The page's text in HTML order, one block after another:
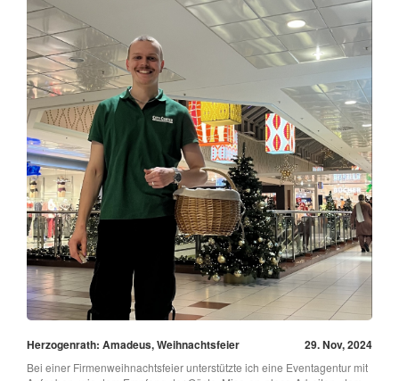
Herzogenrath: Amadeus, Weihnachtsfeier 29. Nov, 2024
Bei einer Firmenweihnachtsfeier unterstützte ich eine Eventagentur mit